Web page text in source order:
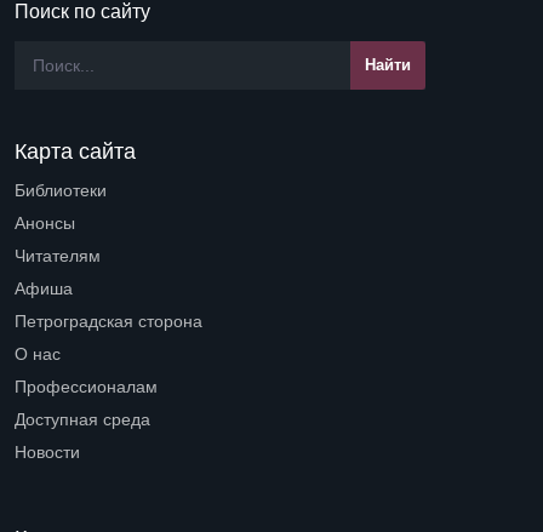
Поиск по сайту
Карта сайта
Библиотеки
Анонсы
Читателям
Афиша
Петроградская сторона
О нас
Профессионалам
Доступная среда
Новости